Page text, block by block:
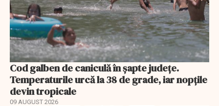
Cod galben de caniculă în șapte județe.
Temperaturile urcă la 38 de grade, iar nopțile
devin tropicale
09 AUGUST 2026